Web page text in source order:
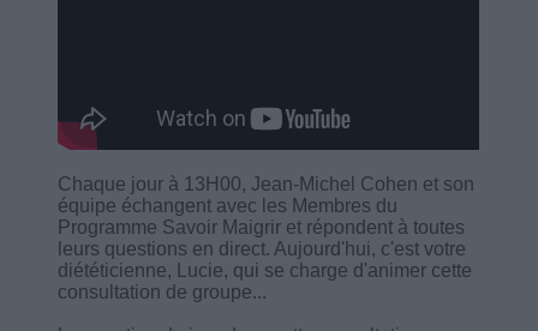
Chaque jour à 13H00, Jean-Michel Cohen et son
équipe échangent avec les Membres du
Programme Savoir Maigrir et répondent à toutes
leurs questions en direct. Aujourd'hui, c'est votre
diététicienne, Lucie, qui se charge d'animer cette
consultation de groupe...